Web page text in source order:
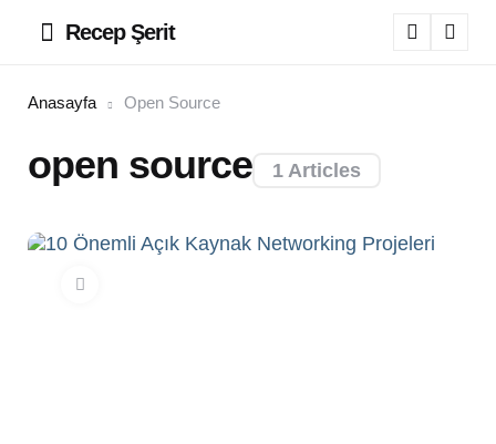
Recep Şerit
Anasayfa Open Source
1 Articles
open source